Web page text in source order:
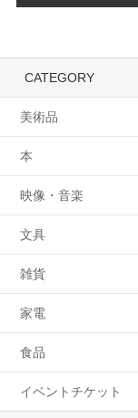
CATEGORY
美術品
本
映像・音楽
文具
雑貨
家電
食品
イベントチケット